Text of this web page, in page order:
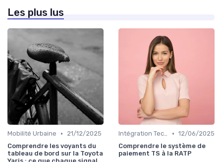
Les plus lus
Mobilité Urbaine •
21/12/2025
Comprendre les voyants du
tableau de bord sur la Toyota
Intégration Technologique • 12/06/2025
Comprendre le système de
paiement TS à la RATP